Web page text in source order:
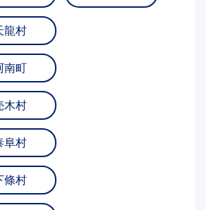
龍村
南町
木村
阜村
條村